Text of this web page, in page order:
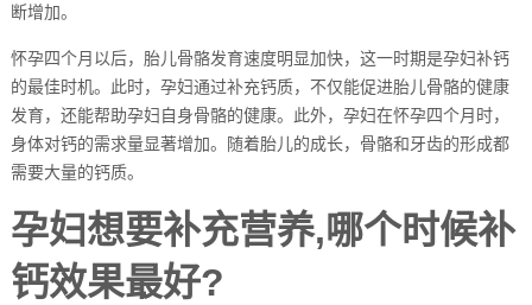
断增加。
怀孕四个月以后，胎儿骨骼发育速度明显加快，这一时期是孕妇补钙
的最佳时机。此时，孕妇通过补充钙质，不仅能促进胎儿骨骼的健康
发育，还能帮助孕妇自身骨骼的健康。此外，孕妇在怀孕四个月时，
身体对钙的需求量显著增加。随着胎儿的成长，骨骼和牙齿的形成都
需要大量的钙质。
孕妇想要补充营养,哪个时候补
钙效果最好?